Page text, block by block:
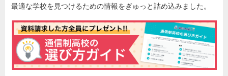
最適な学校を見つけるための情報をぎゅっと詰め込みました。